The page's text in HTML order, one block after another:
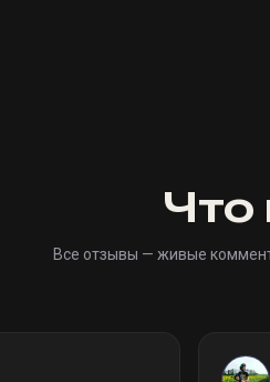
Что
Все отзывы — живые